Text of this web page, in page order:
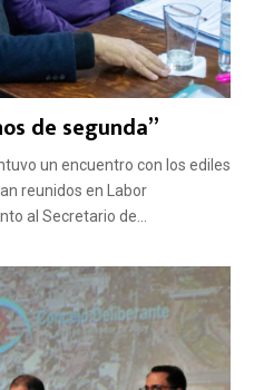
de segunda”
un encuentro con los ediles
reunidos en Labor
al Secretario de...